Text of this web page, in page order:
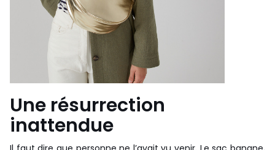
Une résurrection
inattendue